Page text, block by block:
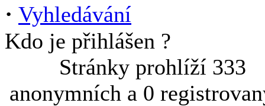
· Vyhledávání
Kdo je přihlášen ?
Stránky prohlíží 333
anonymních a 0